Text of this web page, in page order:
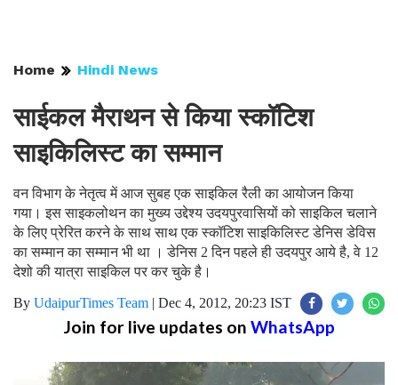
Home Hindi News
साईकल मैराथन से किया स्कॉटिश
साइकिलिस्ट का सम्मान
वन विभाग के नेतृत्व में आज सुबह एक साइकिल रैली का आयोजन किया
गया। इस साइकलोथन का मुख्य उद्देश्य उदयपुरवासियों को साइकिल चलाने
के लिए प्रेरित करने के साथ साथ एक स्कॉटिश साइकिलिस्ट डेनिस डेविस
का सम्मान का सम्मान भी था । डेनिस 2 दिन पहले ही उदयपुर आये है, वे 12
देशो की यात्रा साइकिल पर कर चुके है।
By UdaipurTimes Team | Dec 4, 2012, 20:23 IST
Join for live updates on WhatsApp